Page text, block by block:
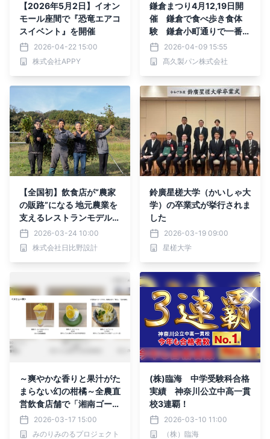
【2026年5月2日】イオン
モール座間で『恐竜エアコ
スイベント』を開催
2026-04-22 15:00
株式会社APPY
鎌倉まつり4月12,19日開
催 鎌倉で食べ歩き食体
験 鎌倉小町通りで一番新
しいカレーパンとスパイス
ジェラート専門店
2026-04-09 15:55
髙久製パン株式会社
【全国初】飲食店が“農家
の販路”になる 地元農業を
支えるレストランモデルが
国の認証を取得
2026-03-24 10:00
株式会社日比野設計
鈴廣星槎大学（かいしゃ大
学）の卒業式が挙行されま
した
2026-03-19 09:00
星槎大学
～爽やかな香りと果汁がた
まらない幻の柑橘～全農直
営飲食店舗で「湘南ゴール
ドフェア」を３月２３日
（月）～３月３１日（火）
2026-03-17 15:00
みのりみのるプロジェクト
(株)臨海 中学受験科合格
実績 神奈川公立中高一貫
校3連覇！
2026-03-10 11:00
（株）臨海